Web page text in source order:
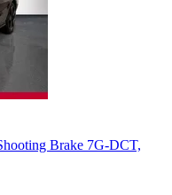
Brake 7G-DCT,